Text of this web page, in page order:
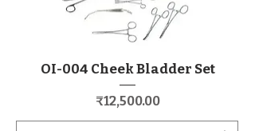
OI-004 Cheek Bladder Set
價格
₹12,500.00